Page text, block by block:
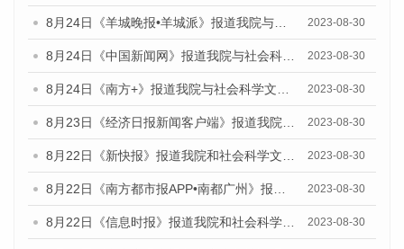
8月24日《羊城晚报•羊城派》报道我院与社会科学文献出版社联合发布《广州蓝皮书：广州文化产业发展报告（2023）》的媒体文章 2023-08-30
8月24日《中国新闻网》报道我院与社会科学文献出版社联合发布《广州蓝皮书：广州文化产业发展报告（2023）》的媒体文章 2023-08-30
8月24日《南方+》报道我院与社会科学文献出版社联合发布《广州蓝皮书：广州文化产业发展报告（2023）》的媒体文章 2023-08-30
8月23日《经济日报新闻客户端》报道我院和社会科学文献出版社联合发布《广州数字经济发展报告（2023）》蓝皮书的媒体报道 2023-08-30
8月22日《新快报》报道我院和社会科学文献出版社联合发布《广州数字经济发展报告（2023）》蓝皮书的媒体报道 2023-08-30
8月22日《南方都市报APP•南都广州》报道我院和社会科学文献出版社联合发布《广州数字经济发展报告（2023）》蓝皮书的媒体报道 2023-08-30
8月22日《信息时报》报道我院和社会科学文献出版社联合发布《广州数字经济发展报告（2023）》蓝皮书的媒体报道 2023-08-30